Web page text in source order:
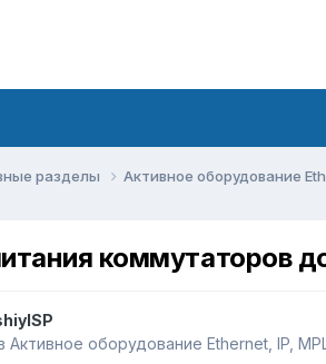
разделы Активное оборудование
коммутаторов
Активное оборудование Ethernet, IP,